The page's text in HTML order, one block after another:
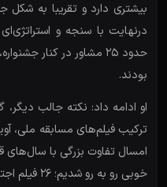
بیشتری دارد و تقریبا به
درنهایت با سنجه و
حدود ۲۵ مشاور در کنار
بودند.
او ادامه داد: نکته جالب
ترکیب فیلم‌های مسابقه
امسال تفاوت بزرگی با سال‌های